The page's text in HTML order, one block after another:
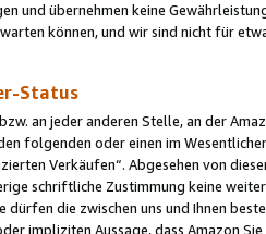
und übernehmen keine
können, und wir sind nicht für
Status
an jeder anderen Stelle, an der
folgenden oder einen im
Verkäufen“. Abgesehen von
schriftliche Zustimmung keine
dürfen die zwischen uns und Ihnen
impliziten Aussage, dass Amazon